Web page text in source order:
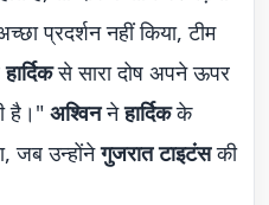
प्रदर्शन नहीं किया, टीम
हार्दिकसे सारा दोष अपने ऊपर
है।" अश्विननेहार्दिकके
जब उन्होंनेगुजरात टाइटंसकी